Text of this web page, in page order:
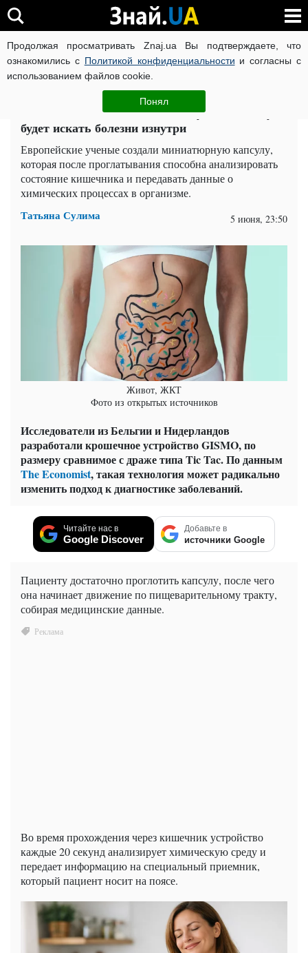
Продолжая просматривать Znaj.ua Вы подтверждаете, что
ознакомились с Политикой конфиденциальности и согласны с
использованием файлов cookie.
Понял
ВОЙНА РОССИИ ПРОТИВ УКРАИНЫ КОРОНАВИРУС В
ЧИТАТИ УКРАЇНСЬКОЮ
Больше никакой эндоскопии: "умная" капсула
будет искать болезни изнутри
Европейские ученые создали миниатюрную капсулу,
которая после проглатывания способна анализировать
состояние кишечника и передавать данные о
химических процессах в организме.
Татьяна Сулима 5 июня, 23:50
Живот, ЖКТ
Фото из открытых источников
Исследователи из Бельгии и Нидерландов
разработали крошечное устройство GISMO, по
размеру сравнимое с драже типа Tic Tac. По данным
The Economist, такая технология может радикально
изменить подход к диагностике заболеваний.
Читайте нас в
Google Discover
Добавьте в
источники Google
Пациенту достаточно проглотить капсулу, после чего
она начинает движение по пищеварительному тракту,
собирая медицинские данные.
Во время прохождения через кишечник устройство
каждые 20 секунд анализирует химическую среду и
передает информацию на специальный приемник,
который пациент носит на поясе.